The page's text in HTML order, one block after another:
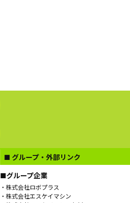
■ グループ・外部リンク
■グループ企業
株式会社ロボプラス
株式会社エスケイマシン